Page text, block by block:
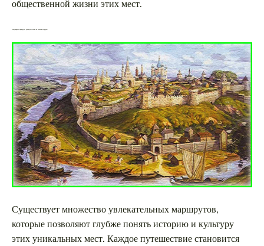
общественной жизни этих мест.
Популярные маршруты для путешествий по волжским городам
Существует множество увлекательных маршрутов,
которые позволяют глубже понять историю и культуру
этих уникальных мест. Каждое путешествие становится